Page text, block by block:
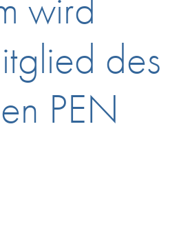
des
PEN